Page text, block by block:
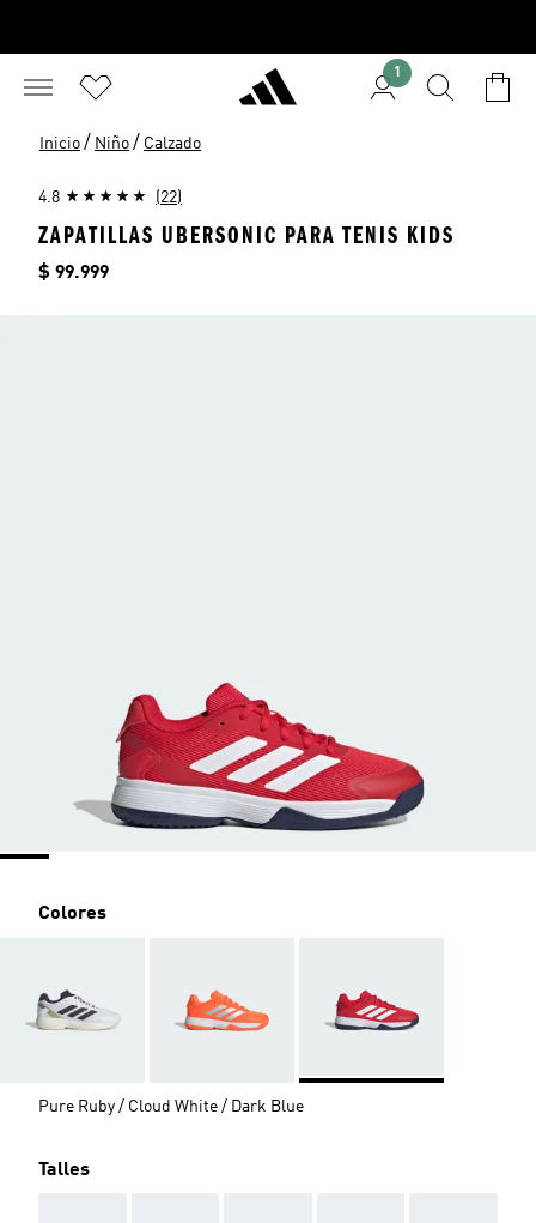
1
Inicio / Niño / Calzado
4.8 (22)
ZAPATILLAS UBERSONIC PARA TENIS KIDS
Precio
$ 99.999
Colores
Pure Ruby / Cloud White / Dark Blue
Talles